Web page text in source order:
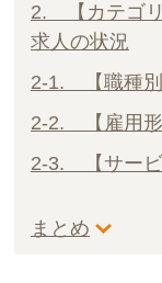
2. 【カテゴ
求人の状況
2-1. 【職種別
2-2. 【雇用形
2-3. 【サービ
まとめ